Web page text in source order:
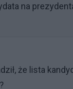
na
że lista